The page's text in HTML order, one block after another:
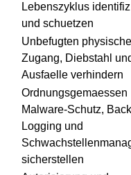
Lebenszyklus
und schuetzen
Unbefugten
Zugang, Diebstahl
Ausfaelle verhindern
Ordnungsgemaessen
Malware-Schutz,
Logging und
sicherstellen